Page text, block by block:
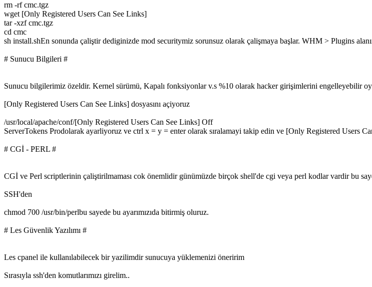
rm -rf cmc.tgz
wget [Only Registered Users Can See Links]
tar -xzf cmc.tgz
cd cmc
sh install.shEn sonunda çaliştir dediginizde mod securitymiz sorunsuz olarak çalişmaya başlar. WHM > Plugins
# Sunucu Bilgileri #
Sunucu bilgilerimiz özeldir. Kernel sürümü, Kapalı fonksiyonlar v.s %10 olarak hacker girişimlerini engelleyebilir
[Only Registered Users Can See Links] dosyasını açiyoruz
/usr/local/apache/conf/[Only Registered Users Can See Links] Off
ServerTokens Prodolarak ayarliyoruz ve ctrl x = y = enter olarak sıralamayi takip edin ve [Only Registered Users
# CGİ - PERL #
CGİ ve Perl scriptlerinin çaliştirilmaması cok önemlidir günümüzde birçok shell'de cgi veya perl kodlar vardir bu
SSH'den
chmod 700 /usr/bin/perlbu sayede bu ayarımızıda bitirmiş oluruz.
# Les Güvenlik Yazılımı #
Les cpanel ile kullanılabilecek bir yazilimdir sunucuya yüklemenizi öneririm
Sırasıyla ssh'den komutlarımızı girelim..